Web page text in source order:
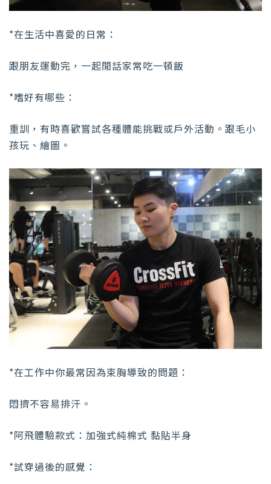
*在生活中喜愛的日常：
跟朋友運動完，一起閒話家常吃一頓飯
*嗜好有哪些：
重訓，有時喜歡嘗試各種體能挑戰或戶外活動。跟毛小
孩玩、繪圖。
*在工作中你最常因為束胸導致的問題：
悶擠不容易排汗。
*阿飛體驗款式：加強式純棉式 黏貼半身
*試穿過後的感覺：